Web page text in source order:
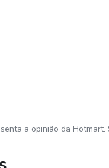
a opinião da Hotmart.